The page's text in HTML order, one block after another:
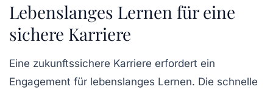
Lebenslanges Lernen für eine
sichere Karriere
Eine zukunftssichere Karriere erfordert ein
Engagement für lebenslanges Lernen. Die schnelle